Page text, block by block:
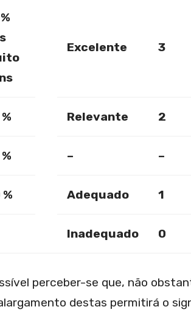
Excelente 3
Relevante 2
– –
Adequado 1
Inadequado 0
perceber-se que, não
destas permitirá o